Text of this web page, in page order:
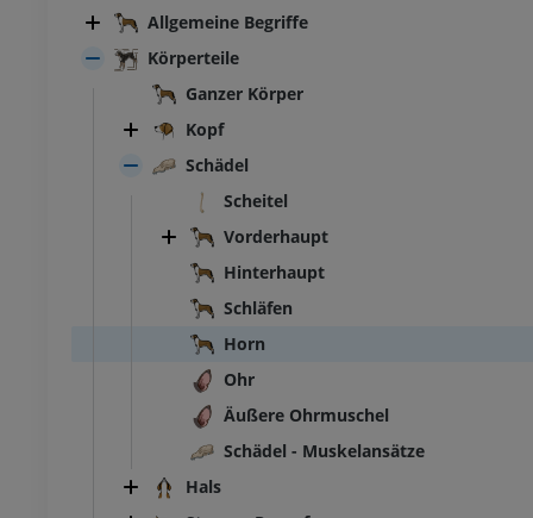
Allgemeine Begriffe
Körperteile
Ganzer Körper
Kopf
Schädel
Scheitel
Vorderhaupt
Hinterhaupt
Schläfen
Horn
Ohr
Äußere Ohrmuschel
Schädel - Muskelansätze
Hals